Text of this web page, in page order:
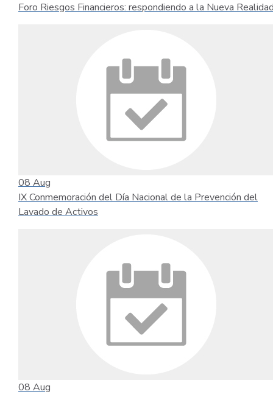
Foro Riesgos Financieros: respondiendo a la Nueva
08 Aug
IX Conmemoración del Día Nacional de la Prevención del
Lavado de Activos
08 Aug